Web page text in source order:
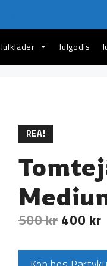
Julkläder Julgodis
REA!
500kr400 kr